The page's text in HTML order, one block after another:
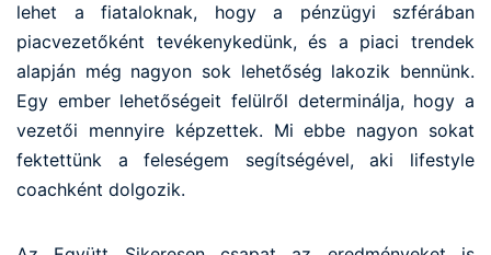
lehet a fiataloknak, hogy a pénzügyi szférában
piacvezetőként tevékenykedünk, és a piaci trendek
alapján még nagyon sok lehetőség lakozik bennünk.
Egy ember lehetőségeit felülről determinálja, hogy a
vezetői mennyire képzettek. Mi ebbe nagyon sokat
fektettünk a feleségem segítségével, aki lifestyle
coachként dolgozik.